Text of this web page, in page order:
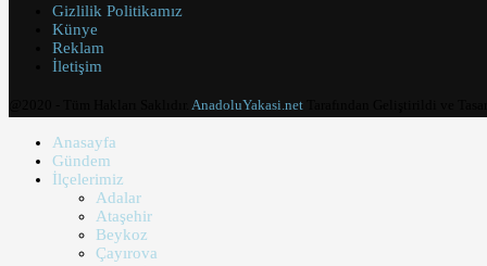
Gizlilik Politikamız
Künye
Reklam
İletişim
AnadoluYakasi.net
Anasayfa
Gündem
İlçelerimiz
Adalar
Ataşehir
Beykoz
Çayırova